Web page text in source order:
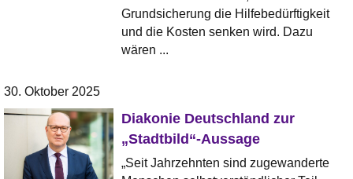
Grundsicherung die Hilfebedürftigkeit
und die Kosten senken wird. Dazu
wären ...
30. Oktober 2025
Diakonie Deutschland zur
„Stadtbild“-Aussage
„Seit Jahrzehnten sind zugewanderte